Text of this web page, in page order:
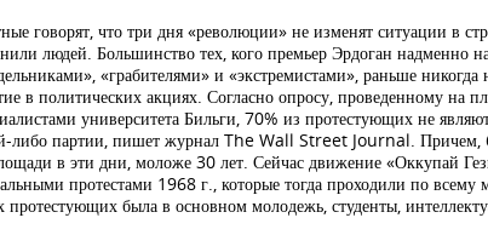
говорят, что три дня «революции» не изменят ситуации в
людей. Большинство тех, кого премьер Эрдоган надменно
«грабителями» и «экстремистами», раньше
в политических акциях. Согласно опросу, проведенному на
университета Бильги, 70% из протестующих не
либо партии, пишет журнал The Wall Street Journal. Причем,
в эти дни, моложе 30 лет. Сейчас движение «Оккупай
протестами 1968 г., которые тогда проходили по всему
протестующих была в основном молодежь, студенты,